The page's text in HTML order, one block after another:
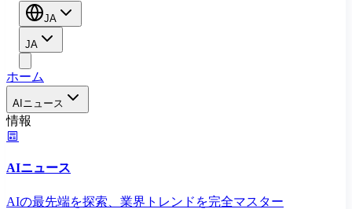
JA
JA
ホーム
AIニュース
情報
AIニュース
AIの最先端を探索、業界トレンドを完全マスター